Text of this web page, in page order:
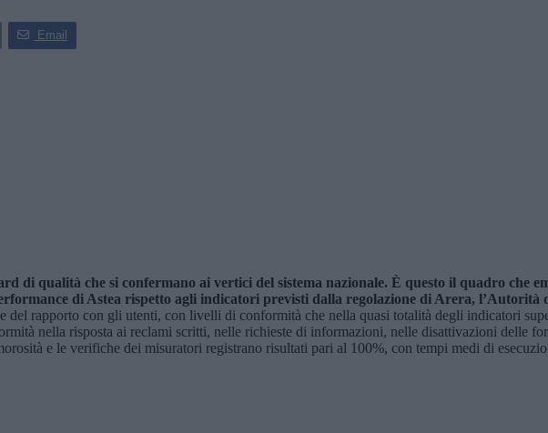
Email
di qualità che si confermano ai vertici del sistema nazionale. È questo il quadro che
di Astea rispetto agli indicatori previsti dalla regolazione di Arera, l’Autorità
del rapporto con gli utenti, con livelli di conformità che nella quasi totalità degli indicatori
nella risposta ai reclami scritti, nelle richieste di informazioni, nelle disattivazioni delle
e le verifiche dei misuratori registrano risultati pari al 100%, con tempi medi di